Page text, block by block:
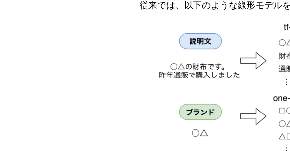
従来では、以下のような線形モデル